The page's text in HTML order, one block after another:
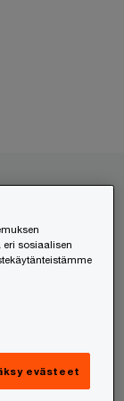
eri sosiaalisen
evästeet